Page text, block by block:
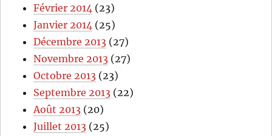
Février 2014 (23)
Janvier 2014 (25)
Décembre 2013 (27)
Novembre 2013 (27)
Octobre 2013 (23)
Septembre 2013 (22)
Août 2013 (20)
Juillet 2013 (25)